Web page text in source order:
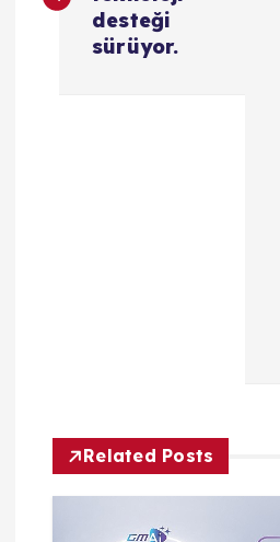
z
e
s
desteği
sürüyor.
Related Posts